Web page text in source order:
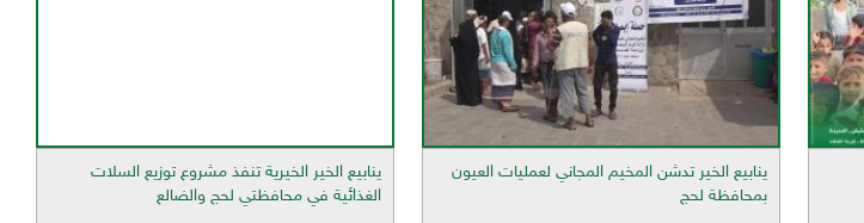
ينابيع الخير تدشن المخيم المجاني لعمليات العيون
بمحافظة لحج
ينابيع الخير الخيرية تنفذ مشروع توزيع السلات
الغذائية في محافظتي لحج والضالع